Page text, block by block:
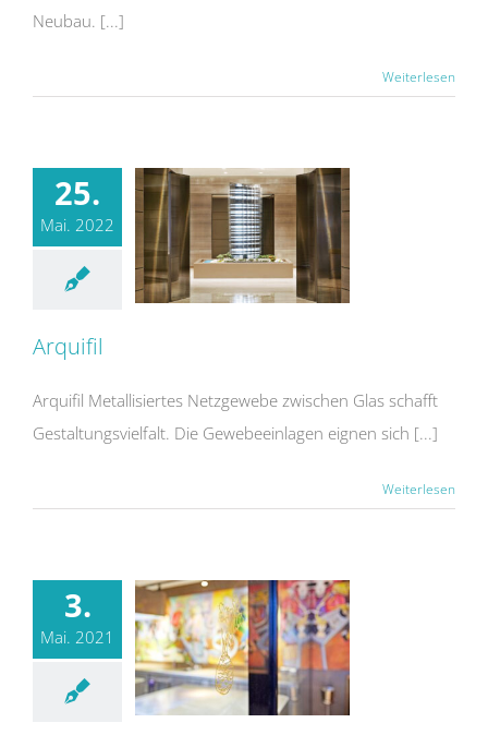
Neubau. [...]
Weiterlesen
25.
Mai. 2022
Arquifil
Arquifil Metallisiertes Netzgewebe zwischen Glas schafft
Gestaltungsvielfalt. Die Gewebeeinlagen eignen sich [...]
Weiterlesen
3.
Mai. 2021